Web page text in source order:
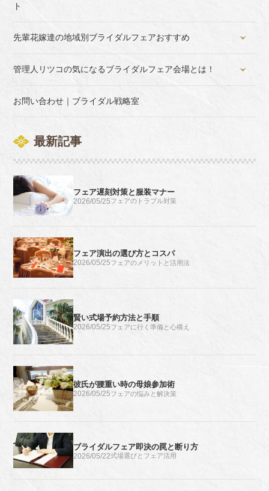
ト
先輩花嫁達の地域別ブライダルフェアおすすめ
管理人リツコの気になるブライダルフェア会場とは！
お問い合わせ｜ブライダル戦略室
最新記事
フェア遅刻対策と服装マナー
2026/05/25フェアのトラブル対策
フェア演出の選び方とコスパ
2026/05/25フェアのメリットと活用法
賢い式場予約方法と手順
2026/05/25フェアに行く準備と心構え
彼氏が腰重い時の母娘参加術
2026/05/25フェアの悩みと解決策
ブライダルフェア即決の罠と断り方
2026/05/22式場選びとフェア活用